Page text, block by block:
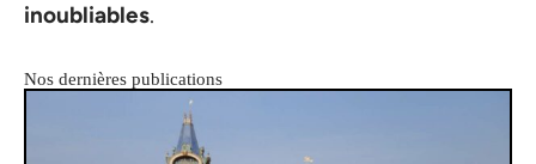
inoubliables.
Nos dernières publications